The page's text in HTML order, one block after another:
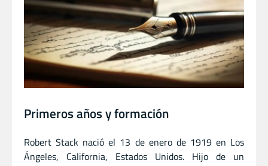
Primeros años y formación
Robert Stack nació el 13 de enero de 1919 en Los
Ángeles, California, Estados Unidos. Hijo de un